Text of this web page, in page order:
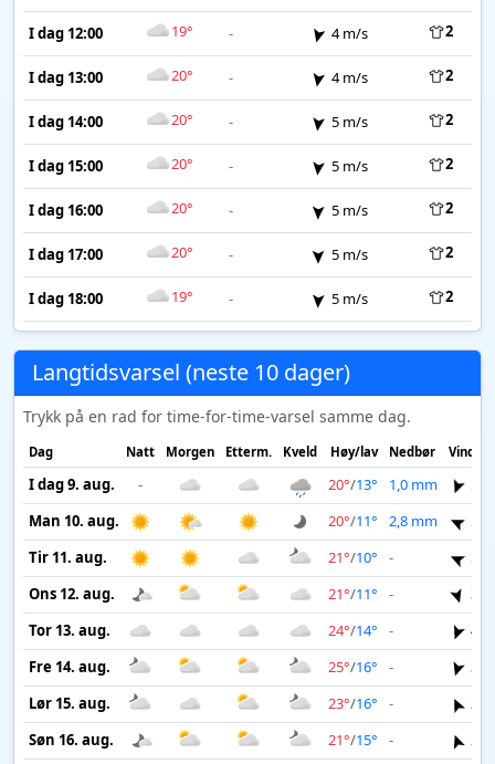
I dag 12:00 19° - 4 m/s 2
I dag 13:00 20° - 4 m/s 2
I dag 14:00 20° - 5 m/s 2
I dag 15:00 20° - 5 m/s 2
I dag 16:00 20° - 5 m/s 2
I dag 17:00 20° - 5 m/s 2
I dag 18:00 19° - 5 m/s 2
Langtidsvarsel (neste 10 dager)
Trykk på en rad for time-for-time-varsel samme dag.
Dag Natt Morgen Etterm. Kveld Høy/lav Nedbør Vind
I dag 9. aug. - 20°/13° 1,0 mm
5
Man 10. aug.
20°/11° 2,8 mm
5
Tir 11. aug.
21°/10° -
5
Ons 12. aug.
21°/11° -
3
Tor 13. aug.
24°/14° -
4
Fre 14. aug.
25°/16° -
3
Lør 15. aug.
23°/16° -
2
Søn 16. aug.
21°/15° -
2